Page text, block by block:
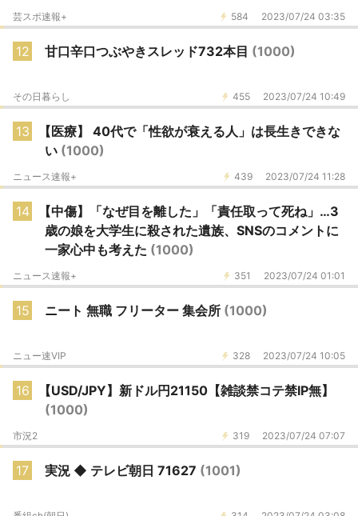
584 2023/07/24 03:35
芸スポ速報+
12 甘口辛口つぶやきスレッド732本目 (1000)
455 2023/07/24 10:49
その日暮らし
13
【医療】 40代で「性欲が衰える人」は長生きできな
い (1000)
439 2023/07/24 11:28
ニュース速報+
14
【中傷】「なぜ目を離した」「責任取って死ね」…3
歳の娘を大学生に殺された遺族、SNSのコメントに
一家心中も考えた (1000)
351 2023/07/24 01:01
ニュース速報+
15 ニート 無職 フリーター 集会所 (1000)
328 2023/07/24 10:05
ニュー速VIP
16
【USD/JPY】新ドル円21150【雑談禁コテ禁IP無】
(1000)
319 2023/07/24 07:07
市況2
17 実況 ◆ テレビ朝日 71627 (1001)